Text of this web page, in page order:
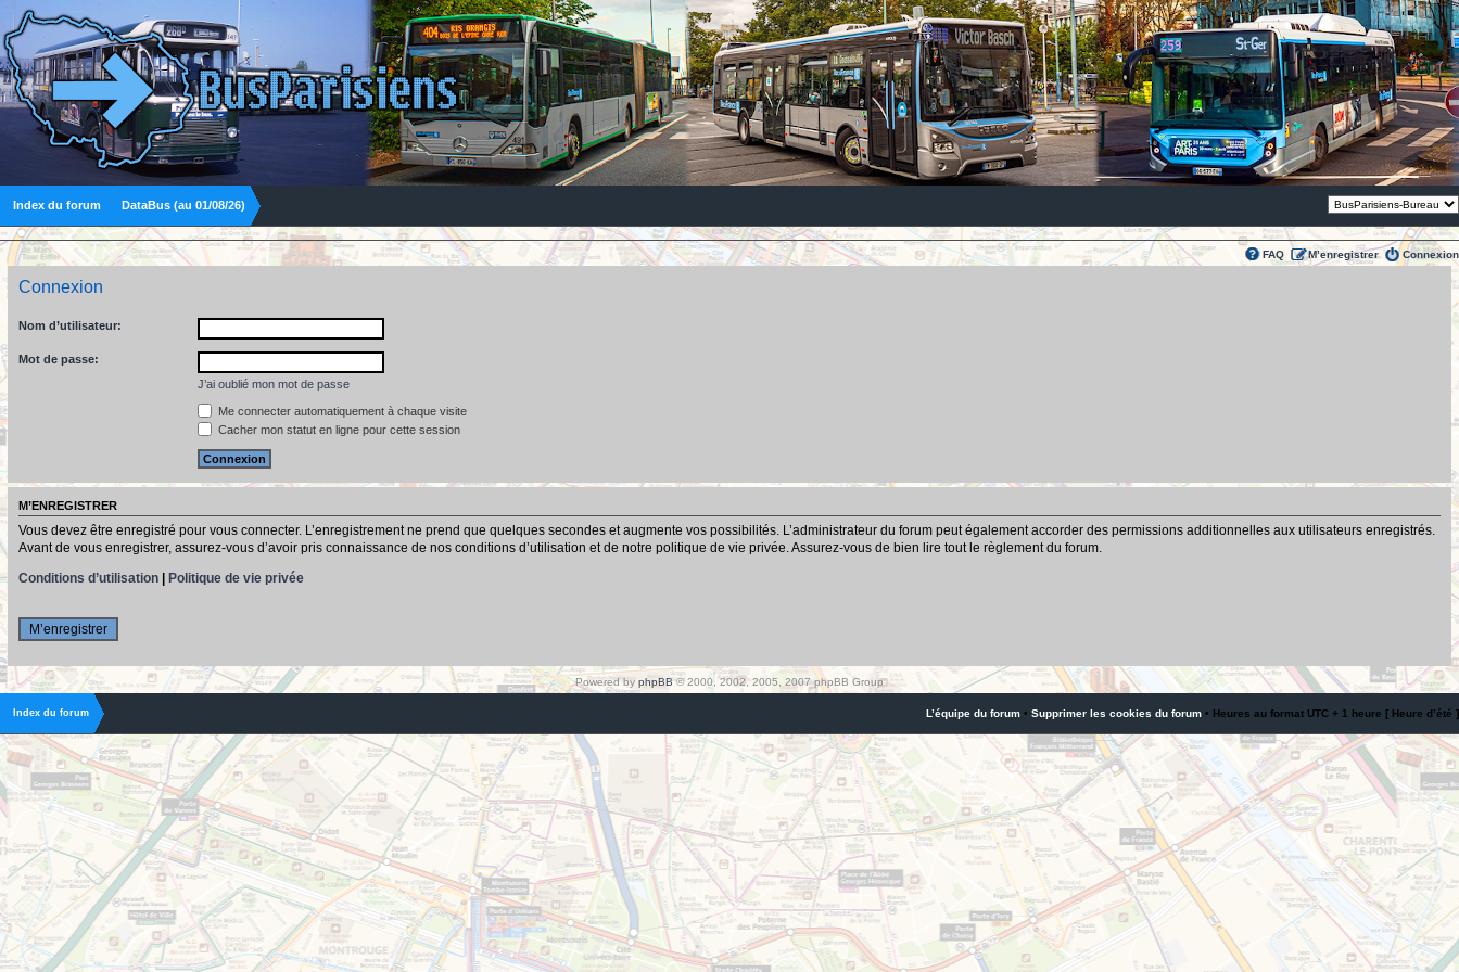
Index du forum DataBus (au 01/08/26)
FAQ M’enregistrer Connexion
Connexion
Nom d’utilisateur:
Mot de passe:
J’ai oublié mon mot de passe
Me connecter automatiquement à chaque visite
Cacher mon statut en ligne pour cette session
M’ENREGISTRER
Vous devez être enregistré pour vous connecter. L’enregistrement ne prend que quelques secondes et augmente vos possibilités. L’administrateur du forum peut également accorder des permissions additionnelles aux utilisateurs enregistrés.
Avant de vous enregistrer, assurez-vous d’avoir pris connaissance de nos conditions d’utilisation et de notre politique de vie privée. Assurez-vous de bien lire tout le règlement du forum.
Conditions d’utilisation
Politique de vie privée
M’enregistrer
Powered by phpBB© 2000, 2002, 2005, 2007 phpBB Group
Index du forum L’équipe du forum • Supprimer les cookies du forum • Heures au format UTC + 1 heure [ Heure d’été ]